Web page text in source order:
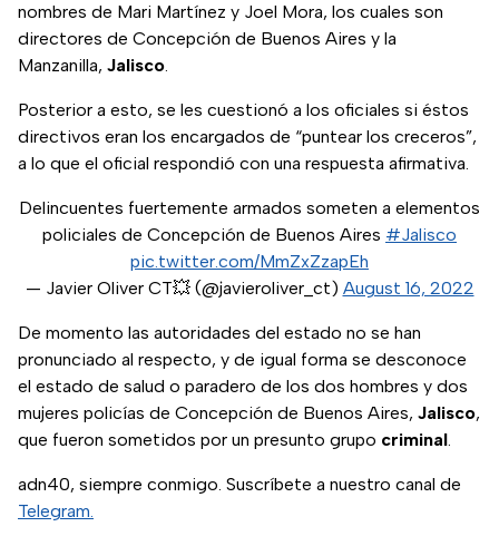
nombres de Mari Martínez y Joel Mora, los cuales son
directores de Concepción de Buenos Aires y la
Manzanilla, Jalisco.
Posterior a esto, se les cuestionó a los oficiales si éstos
directivos eran los encargados de “puntear los creceros”,
a lo que el oficial respondió con una respuesta afirmativa.
Delincuentes fuertemente armados someten a elementos
policiales de Concepción de Buenos Aires #Jalisco
pic.twitter.com/MmZxZzapEh
— Javier Oliver CT💥 (@javieroliver_ct) August 16, 2022
De momento las autoridades del estado no se han
pronunciado al respecto, y de igual forma se desconoce
el estado de salud o paradero de los dos hombres y dos
mujeres policías de Concepción de Buenos Aires, Jalisco,
que fueron sometidos por un presunto grupo criminal.
adn40, siempre conmigo. Suscríbete a nuestro canal de
Telegram.